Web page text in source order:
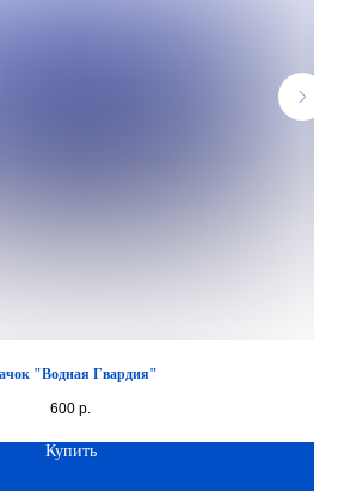
"Водная Гвардия"
600 р.
Купить